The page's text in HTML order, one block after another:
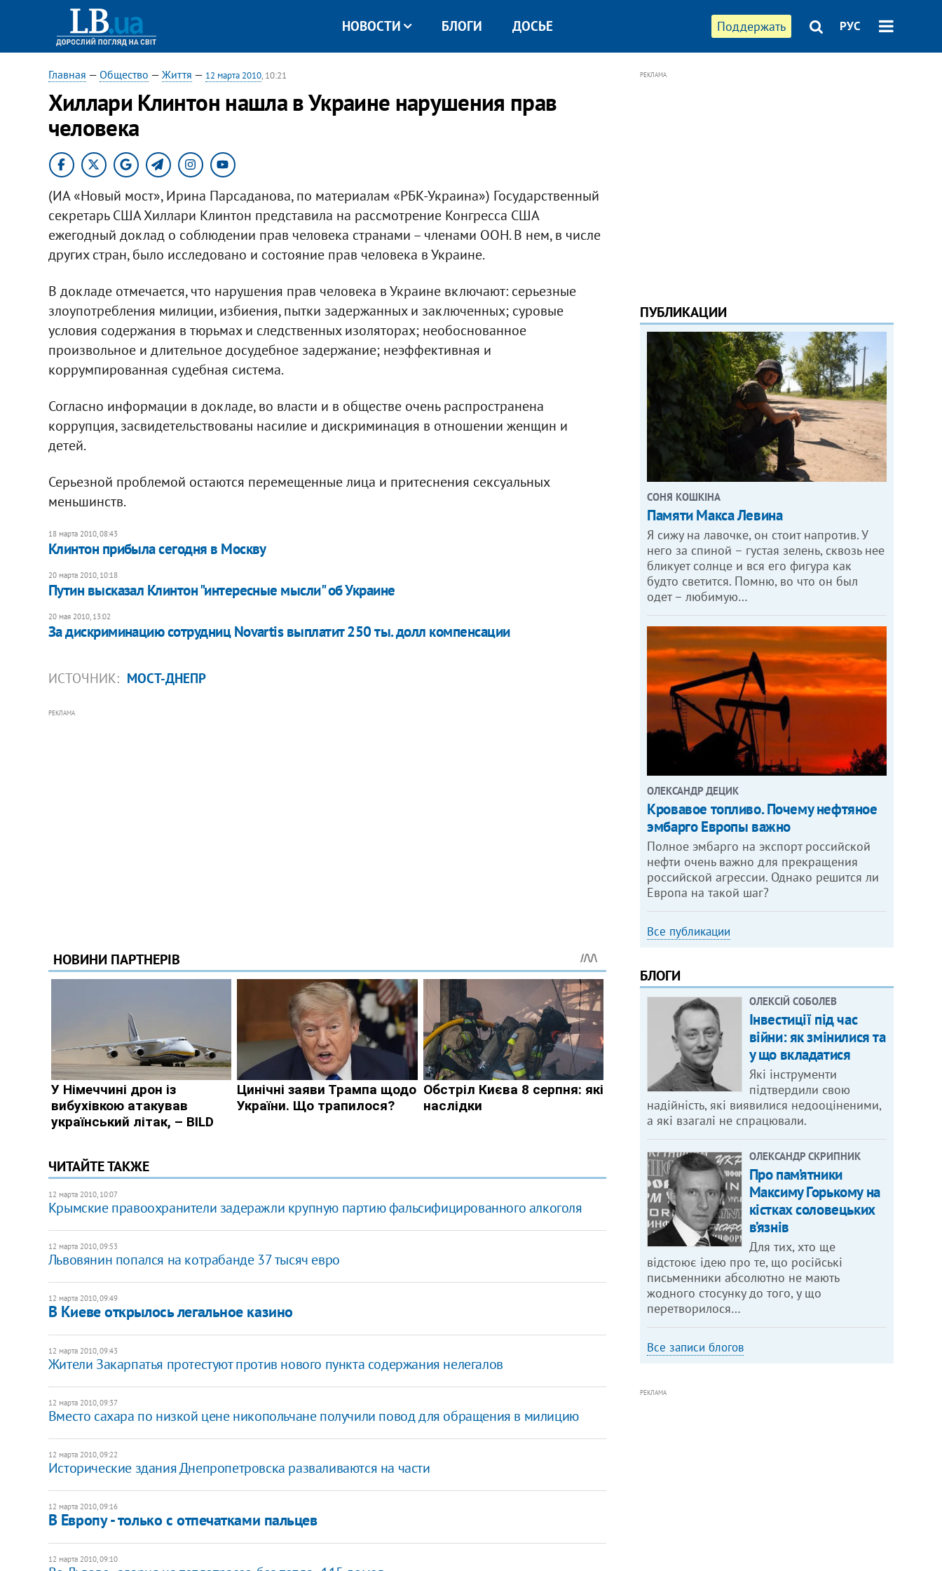
Поддержать РУС
НОВОСТИ БЛОГИ ДОСЬЕ
Главная — Общество — Життя — 12 марта 2010, 10:21
Хиллари Клинтон нашла в Украине нарушения прав
человека
(ИА «Новый мост», Ирина Парсаданова, по материалам «РБК-Украина») Государственный
секретарь США Хиллари Клинтон представила на рассмотрение Конгресса США
ежегодный доклад о соблюдении прав человека странами – членами ООН. В нем, в числе
других стран, было исследовано и состояние прав человека в Украине.
В докладе отмечается, что нарушения прав человека в Украине включают: серьезные
злоупотребления милиции, избиения, пытки задержанных и заключенных; суровые
условия содержания в тюрьмах и следственных изоляторах; необоснованное
произвольное и длительное досудебное задержание; неэффективная и
коррумпированная судебная система.
Согласно информации в докладе, во власти и в обществе очень распространена
коррупция, засвидетельствованы насилие и дискриминация в отношении женщин и
детей.
Серьезной проблемой остаются перемещенные лица и притеснения сексуальных
меньшинств.
18 марта 2010, 08:43
Клинтон прибыла сегодня в Москву
20 марта 2010, 10:18
Путин высказал Клинтон "интересные мысли" об Украине
20 мая 2010, 13:02
За дискриминацию сотрудниц Novartis выплатит 250 ты. долл компенсации
ИСТОЧНИК: МОСТ-ДНЕПР
РЕКЛАМА
ЧИТАЙТЕ ТАКЖЕ
12 марта 2010, 10:07
Крымские правоохранители задеражли крупную партию фальсифицированного алкоголя
12 марта 2010, 09:53
Львовянин попался на котрабанде 37 тысяч евро
12 марта 2010, 09:49
В Киеве открылось легальное казино
12 марта 2010, 09:43
Жители Закарпатья протестуют против нового пункта содержания нелегалов
12 марта 2010, 09:37
Вместо сахара по низкой цене никопольчане получили повод для обращения в милицию
12 марта 2010, 09:22
Исторические здания Днепропетровска разваливаются на части
12 марта 2010, 09:16
В Европу - только с отпечатками пальцев
12 марта 2010, 09:10
РЕКЛАМА
ПУБЛИКАЦИИ
СОНЯ КОШКІНА
Памяти Макса Левина
Я сижу на лавочке, он стоит напротив. У
него за спиной – густая зелень, сквозь нее
бликует солнце и вся его фигура как
будто светится. Помню, во что он был
одет – любимую…
ОЛЕКСАНДР ДЕЦИК
Кровавое топливо. Почему нефтяное
эмбарго Европы важно
Полное эмбарго на экспорт российской
нефти очень важно для прекращения
российской агрессии. Однако решится ли
Европа на такой шаг?
Все публикации
БЛОГИ
ОЛЕКСІЙ СОБОЛЕВ
Інвестиції під час
війни: як змінилися та
у що вкладатися
Які інструменти
підтвердили свою
надійність, які виявилися недооціненими,
а які взагалі не спрацювали.
ОЛЕКСАНДР СКРИПНИК
Про пам’ятники
Максиму Горькому на
кістках соловецьких
в’язнів
Для тих, хто ще
відстоює ідею про те, що російські
письменники абсолютно не мають
жодного стосунку до того, у що
перетворилося…
Все записи блогов
РЕКЛАМА